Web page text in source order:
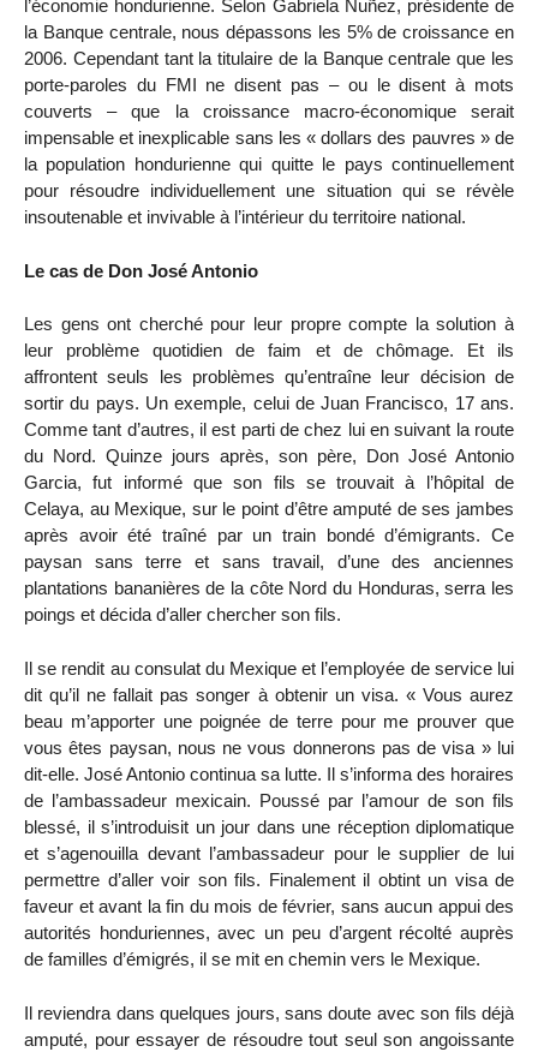
l’économie hondurienne. Selon Gabriela Nuñez, présidente de
la Banque centrale, nous dépassons les 5% de croissance en
2006. Cependant tant la titulaire de la Banque centrale que les
porte-paroles du FMI ne disent pas – ou le disent à mots
couverts – que la croissance macro-économique serait
impensable et inexplicable sans les « dollars des pauvres » de
la population hondurienne qui quitte le pays continuellement
pour résoudre individuellement une situation qui se révèle
insoutenable et invivable à l’intérieur du territoire national.
Le cas de Don José Antonio
Les gens ont cherché pour leur propre compte la solution à
leur problème quotidien de faim et de chômage. Et ils
affrontent seuls les problèmes qu’entraîne leur décision de
sortir du pays. Un exemple, celui de Juan Francisco, 17 ans.
Comme tant d’autres, il est parti de chez lui en suivant la route
du Nord. Quinze jours après, son père, Don José Antonio
Garcia, fut informé que son fils se trouvait à l’hôpital de
Celaya, au Mexique, sur le point d’être amputé de ses jambes
après avoir été traîné par un train bondé d’émigrants. Ce
paysan sans terre et sans travail, d’une des anciennes
plantations bananières de la côte Nord du Honduras, serra les
poings et décida d’aller chercher son fils.
Il se rendit au consulat du Mexique et l’employée de service lui
dit qu’il ne fallait pas songer à obtenir un visa. « Vous aurez
beau m’apporter une poignée de terre pour me prouver que
vous êtes paysan, nous ne vous donnerons pas de visa » lui
dit-elle. José Antonio continua sa lutte. Il s’informa des horaires
de l’ambassadeur mexicain. Poussé par l’amour de son fils
blessé, il s’introduisit un jour dans une réception diplomatique
et s’agenouilla devant l’ambassadeur pour le supplier de lui
permettre d’aller voir son fils. Finalement il obtint un visa de
faveur et avant la fin du mois de février, sans aucun appui des
autorités honduriennes, avec un peu d’argent récolté auprès
de familles d’émigrés, il se mit en chemin vers le Mexique.
Il reviendra dans quelques jours, sans doute avec son fils déjà
amputé, pour essayer de résoudre tout seul son angoissante